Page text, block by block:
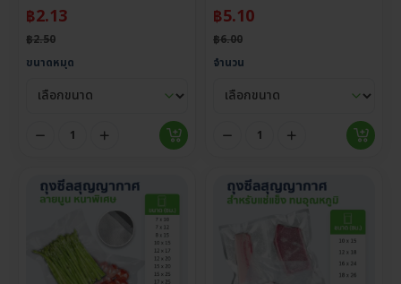
฿2.13
฿2.50
ขนาดหมุด
฿5.10
฿6.00
จำนวน